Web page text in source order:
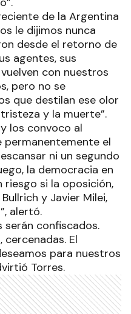
de la Argentina
le dijimos nunca
desde el retorno de
agentes, sus
con nuestros
pero no se
que destilan ese olor
y la muerte”.
los convoco al
permanentemente el
ni un segundo
la democracia en
riesgo si la oposición,
y Javier Milei,
alertó.
serán confiscados.
El
para nuestros
Torres.